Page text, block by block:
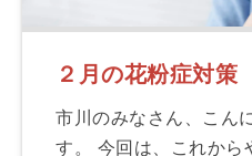
２月の花粉症対策
市川のみなさん、こん
す。 今回は、これから